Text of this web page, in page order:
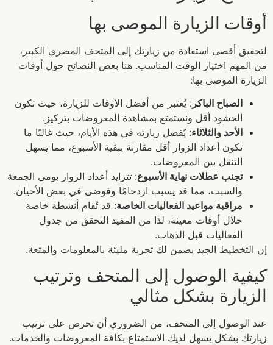
أوقات الزيارة الموصى بها
لتحقيق أقصى استفادة من زيارتك إلى المتحف المصري الكبير،
من المهم اختيار الوقت المناسب. هنا بعض النصائح حول أوقات
الزيارة الموصى بها:
الصباح الباكر : يُعتبر من أفضل الأوقات للزيارة، حيث تكون
الحشود أقل ونستمتع بمشاهدة المعروضات بتركيز.
الأحد والثلاثاء: يُفضل زيارته في هذه الأيام، حيث غالبًا ما
تكون أعداد الزوار أقل مقارنة ببقية الأسبوع، مما يسهل
التنقل بين المعروضات.
تجنب عطلات نهاية الأسبوع: تتزايد أعداد الزوار يومي الجمعة
والسبت، مما قد يسبب ازدحامًا وفوضى في بعض الأحيان.
مراقبة مواعيد الفعاليات الخاصة: قد تُقام أنشطة خاصة
خلال أوقات معينة، لذا من المفيد التحقق من جدول
الفعاليات قبل الذهاب.
إن التخطيط الجيد يضمن لك تجربة مليئة بالمعلومات والمتعة.
كيفية الوصول إلى المتحف وترتيب
الزيارة بشكل مثالي
عند الوصول إلى المتحف، من الضروري أن تحرص على ترتيب
زيارتك بشكل يسهل لديك الاستمتاع بكافة المعروضات والخدمات.